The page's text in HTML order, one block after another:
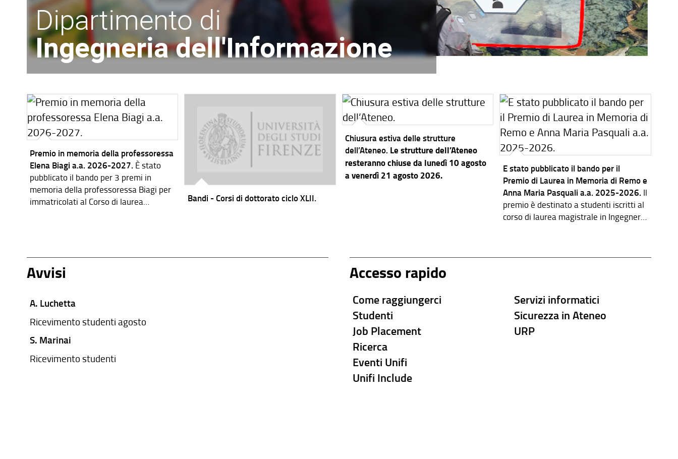
Dipartimento di
Ingegneria dell'Informazione
Premio in memoria della professoressa
Elena Biagi a.a. 2026-2027. È stato
pubblicato il bando per 3 premi in
memoria della professoressa Biagi per
immatricolati al Corso di laurea
Bandi - Corsi di dottorato ciclo XLII.
Chiusura estiva delle strutture
dell’Ateneo. Le strutture dell’Ateneo
resteranno chiuse da lunedì 10 agosto
a venerdì 21 agosto 2026.
E stato pubblicato il bando per il
Premio di Laurea in Memoria di Remo e
Anna Maria Pasquali a.a. 2025-2026. Il
premio è destinato a studenti iscritti al
corso di laurea magistrale in Ingegneria
Avvisi
A. Luchetta
Ricevimento studenti agosto
S. Marinai
Ricevimento studenti
Accesso rapido
Come raggiungerci
Studenti
Job Placement
Ricerca
Eventi Unifi
Unifi Include
Servizi informatici
Sicurezza in Ateneo
URP